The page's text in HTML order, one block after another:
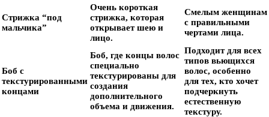
Стрижка “под
мальчика”
Очень короткая
стрижка, которая
открывает шею и
лицо.
Смелым женщинам
с правильными
чертами лица.
Боб с
текстурированными
концами
Боб, где концы волос
специально
текстурированы для
создания
дополнительного
объема и движения.
Подходит для всех
типов вьющихся
волос, особенно
для тех, кто хочет
подчеркнуть
естественную
текстуру.